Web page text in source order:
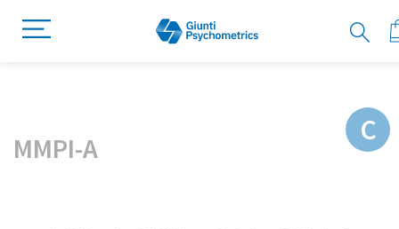
a
képgaléria
a
képgaléria
MMPI-A
C